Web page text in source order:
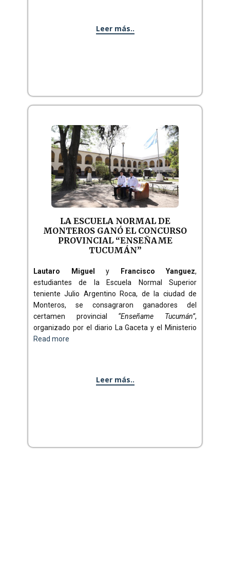
Leer más..
LA ESCUELA NORMAL DE
MONTEROS GANÓ EL CONCURSO
PROVINCIAL “ENSEÑAME
TUCUMÁN”
Lautaro Miguel y Francisco Yanguez,
estudiantes de la Escuela Normal Superior
teniente Julio Argentino Roca, de la ciudad de
Monteros, se consagraron ganadores del
certamen provincial “Enseñame Tucumán”,
organizado por el diario La Gaceta y el Ministerio
Read more
Leer más..